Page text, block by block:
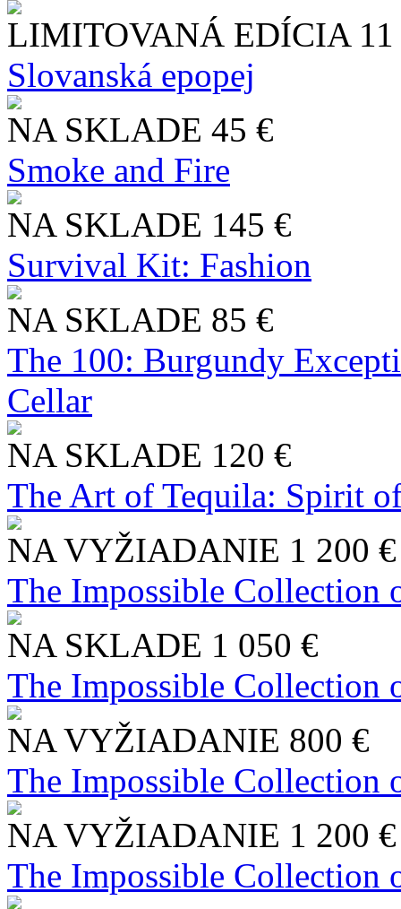
LIMITOVANÁ EDÍCIA
Slo​vanská epopej
NA SKLADE 45 €
Smoke and Fire
NA SKLADE 145 €
Survival Kit: Fashion
NA SKLADE 85 €
The 100: Burgundy
Cellar
NA SKLADE 120 €
The Art of Tequila: Spirit
NA VYŽIADANIE 1 200 €
The Impossible Collection
NA SKLADE 1 050 €
The Impossible Collection
NA VYŽIADANIE 800 €
The Impossible Collection
NA VYŽIADANIE 1 200 €
The Impossible Collection